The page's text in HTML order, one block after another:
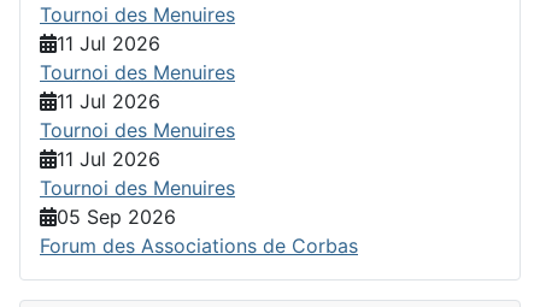
Tournoi des Menuires
11 Jul 2026
Tournoi des Menuires
11 Jul 2026
Tournoi des Menuires
11 Jul 2026
Tournoi des Menuires
05 Sep 2026
Forum des Associations de Corbas